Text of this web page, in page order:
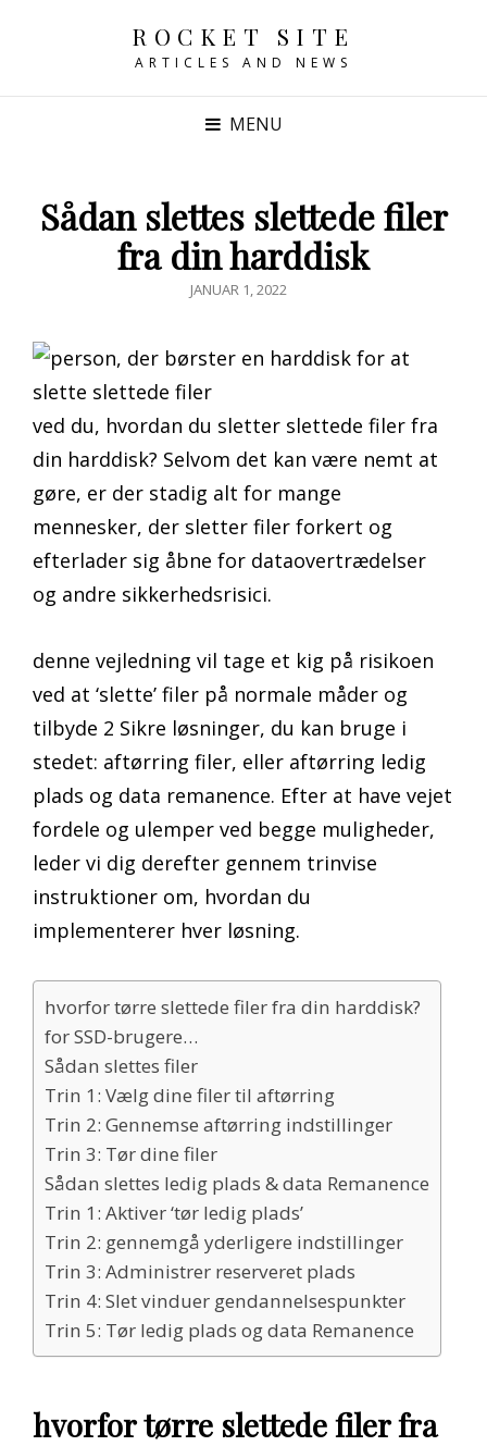
ROCKET SITE
ARTICLES AND NEWS
MENU
Sådan slettes slettede filer
fra din harddisk
POSTED
JANUAR 1, 2022
ved du, hvordan du sletter slettede filer fra
din harddisk? Selvom det kan være nemt at
gøre, er der stadig alt for mange
mennesker, der sletter filer forkert og
efterlader sig åbne for dataovertrædelser
og andre sikkerhedsrisici.
denne vejledning vil tage et kig på risikoen
ved at ‘slette’ filer på normale måder og
tilbyde 2 Sikre løsninger, du kan bruge i
stedet: aftørring filer, eller aftørring ledig
plads og data remanence. Efter at have vejet
fordele og ulemper ved begge muligheder,
leder vi dig derefter gennem trinvise
instruktioner om, hvordan du
implementerer hver løsning.
hvorfor tørre slettede filer fra din harddisk?
for SSD-brugere…
Sådan slettes filer
Trin 1: Vælg dine filer til aftørring
Trin 2: Gennemse aftørring indstillinger
Trin 3: Tør dine filer
Sådan slettes ledig plads & data Remanence
Trin 1: Aktiver ‘tør ledig plads’
Trin 2: gennemgå yderligere indstillinger
Trin 3: Administrer reserveret plads
Trin 4: Slet vinduer gendannelsespunkter
Trin 5: Tør ledig plads og data Remanence
hvorfor tørre slettede filer fra